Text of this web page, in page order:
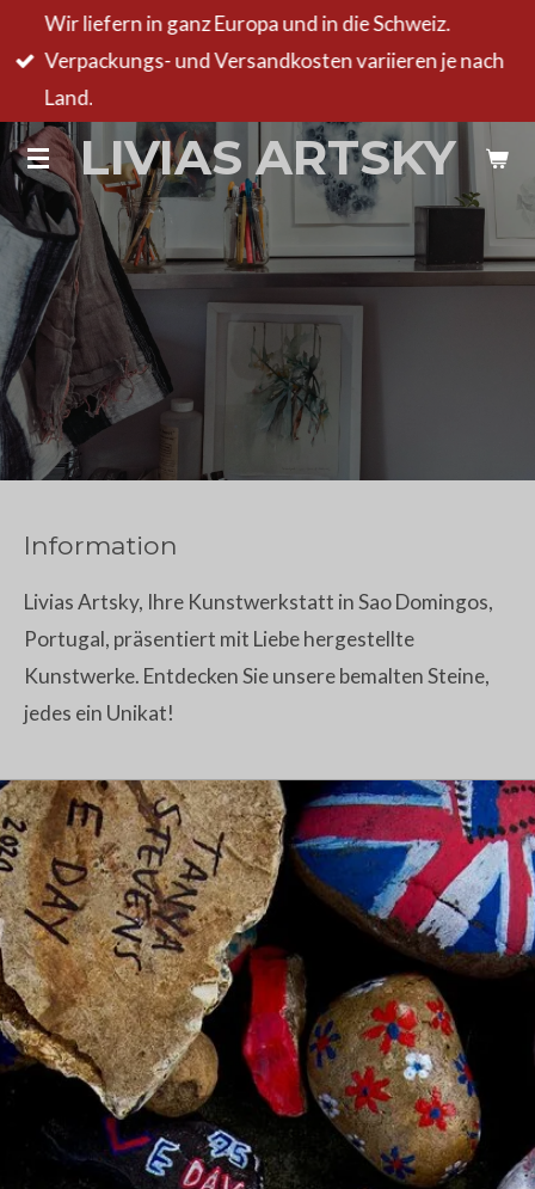
Zum
Hauptinhalt
springen
LIVIAS ARTSKY
Wir liefern in ganz Europa und in die Schweiz.
Verpackungs- und Versandkosten variieren je nach
Land.
Information
Livias Artsky, Ihre Kunstwerkstatt in Sao Domingos,
Portugal, präsentiert mit Liebe hergestellte
Kunstwerke. Entdecken Sie unsere bemalten Steine,
jedes ein Unikat!